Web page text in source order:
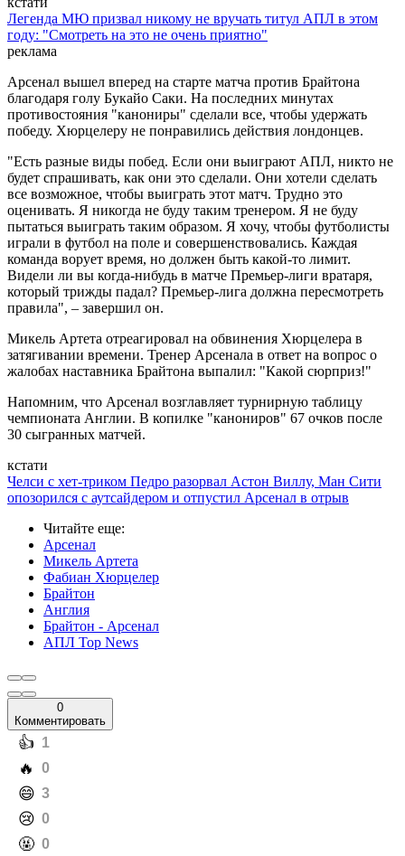
Легенда МЮ призвал никому не вручать титул АПЛ в этом
году: "Смотреть на это не очень приятно"
реклама
Арсенал вышел вперед на старте матча против Брайтона
благодаря голу Букайо Саки. На последних минутах
противостояния "канониры" сделали все, чтобы удержать
победу. Хюрцелеру не понравились действия лондонцев.
"Есть разные виды побед. Если они выиграют АПЛ, никто не
будет спрашивать, как они это сделали. Они хотели сделать
все возможное, чтобы выиграть этот матч. Трудно это
оценивать. Я никогда не буду таким тренером. Я не буду
пытаться выиграть таким образом. Я хочу, чтобы футболисты
играли в футбол на поле и совершенствовались. Каждая
команда ворует время, но должен быть какой-то лимит.
Видели ли вы когда-нибудь в матче Премьер-лиги вратаря,
который трижды падал? Премьер-лига должна пересмотреть
правила", – завершил он.
Микель Артета отреагировал на обвинения Хюрцелера в
затягивании времени. Тренер Арсенала в ответ на вопрос о
жалобах наставника Брайтона выпалил: "Какой сюрприз!"
Напомним, что Арсенал возглавляет турнирную таблицу
чемпионата Англии. В копилке "канониров" 67 очков после
30 сыгранных матчей.
кстати
Челси с хет-триком Педро разорвал Астон Виллу, Ман Сити
опозорился с аутсайдером и отпустил Арсенал в отрыв
Читайте еще:
Арсенал
Микель Артета
Фабиан Хюрцелер
Брайтон
Англия
Брайтон - Арсенал
АПЛ Top News
0
Комментировать
️👍 1
️🔥 0
️😄 3
️😢 0
️🤬 0